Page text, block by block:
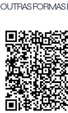
OUTRAS